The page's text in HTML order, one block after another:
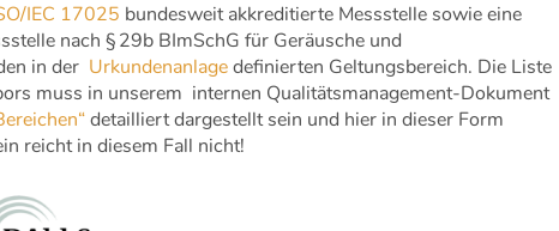
IEC 17025 bundesweit akkreditierte Messstelle sowie eine
nach § 29b BImSchG für Geräusche und
in der Urkundenanlagedefinierten Geltungsbereich. Die Liste
muss in unserem internen Qualitätsmanagement-Dokument
detailliert dargestellt sein und hier in dieser Form
reicht in diesem Fall nicht!